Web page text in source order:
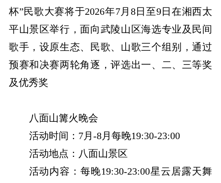
杯”民歌大赛将于2026年7月8日至9日在湘西太
平山景区举行，面向武陵山区海选专业及民间
歌手，设原生态、民歌、山歌三个组别，通过
预赛和决赛两轮角逐，评选出一、二、三等奖
及优秀奖
八面山篝火晚会
活动时间：7月-8月每晚19:30-23:00
活动地点：八面山景区
活动内容：每晚19:30-23:00星云居露天舞